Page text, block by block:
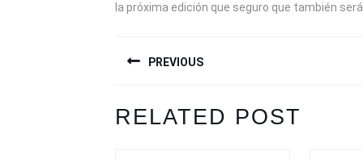
la próxima edición que seguro que también
DE
ENTRADAS
PREVIOUS
post:
RELATED POST